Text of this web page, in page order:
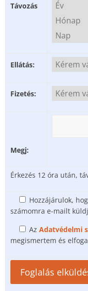
Távozás
Ellátás:
Fizetés:
Megj:
Érkezés 12 óra után,
Hozzájárulok,
számomra e-mailt
Az Adatvédelmi
megismertem és